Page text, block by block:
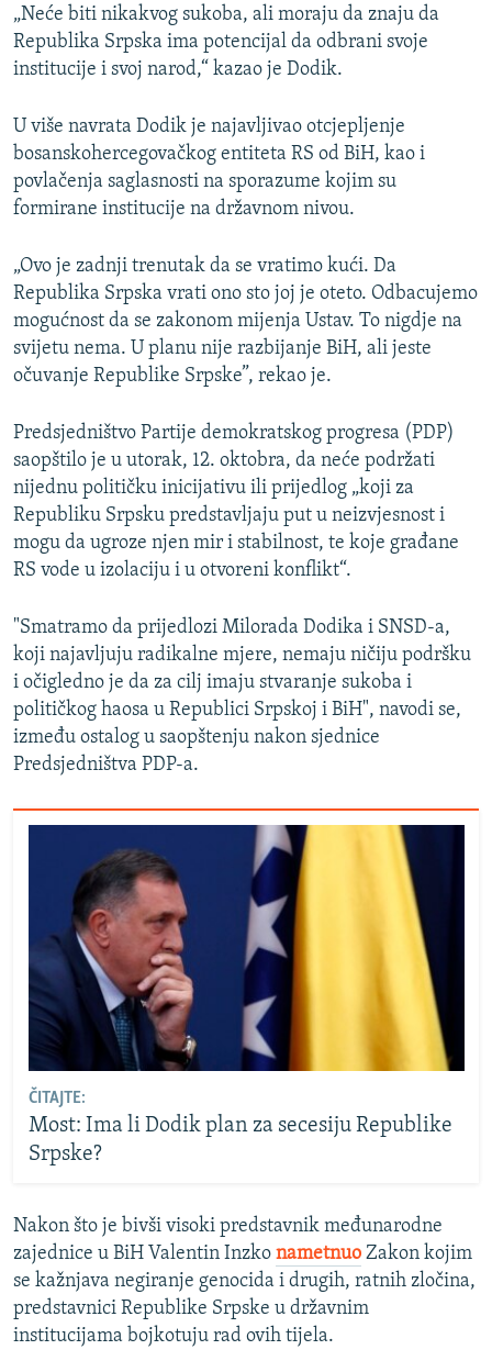
„Neće biti nikakvog sukoba, ali moraju da znaju da
Republika Srpska ima potencijal da odbrani svoje
institucije i svoj narod,“ kazao je Dodik.
U više navrata Dodik je najavljivao otcjepljenje
bosanskohercegovačkog entiteta RS od BiH, kao i
povlačenja saglasnosti na sporazume kojim su
formirane institucije na državnom nivou.
„Ovo je zadnji trenutak da se vratimo kući. Da
Republika Srpska vrati ono sto joj je oteto. Odbacujemo
mogućnost da se zakonom mijenja Ustav. To nigdje na
svijetu nema. U planu nije razbijanje BiH, ali jeste
očuvanje Republike Srpske”, rekao je.
Predsjedništvo Partije demokratskog progresa (PDP)
saopštilo je u utorak, 12. oktobra, da neće podržati
nijednu političku inicijativu ili prijedlog „koji za
Republiku Srpsku predstavljaju put u neizvjesnost i
mogu da ugroze njen mir i stabilnost, te koje građane
RS vode u izolaciju i u otvoreni konflikt“.
"Smatramo da prijedlozi Milorada Dodika i SNSD-a,
koji najavljuju radikalne mjere, nemaju ničiju podršku
i očigledno je da za cilj imaju stvaranje sukoba i
političkog haosa u Republici Srpskoj i BiH", navodi se,
između ostalog u saopštenju nakon sjednice
Predsjedništva PDP-a.
ČITAJTE:
Most: Ima li Dodik plan za secesiju Republike
Srpske?
Nakon što je bivši visoki predstavnik međunarodne
zajednice u BiH Valentin Inzko nametnuo Zakon kojim
se kažnjava negiranje genocida i drugih, ratnih zločina,
predstavnici Republike Srpske u državnim
institucijama bojkotuju rad ovih tijela.